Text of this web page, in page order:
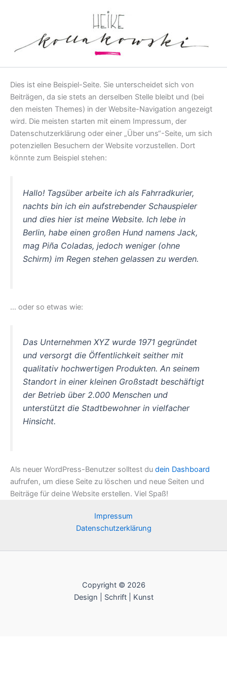
Dies ist eine Beispiel-Seite. Sie unterscheidet sich von
Beiträgen, da sie stets an derselben Stelle bleibt und (bei
den meisten Themes) in der Website-Navigation angezeigt
wird. Die meisten starten mit einem Impressum, der
Datenschutzerklärung oder einer „Über uns“-Seite, um sich
potenziellen Besuchern der Website vorzustellen. Dort
könnte zum Beispiel stehen:
Hallo! Tagsüber arbeite ich als Fahrradkurier,
nachts bin ich ein aufstrebender Schauspieler
und dies hier ist meine Website. Ich lebe in
Berlin, habe einen großen Hund namens Jack,
mag Piña Coladas, jedoch weniger (ohne
Schirm) im Regen stehen gelassen zu werden.
… oder so etwas wie:
Das Unternehmen XYZ wurde 1971 gegründet
und versorgt die Öffentlichkeit seither mit
qualitativ hochwertigen Produkten. An seinem
Standort in einer kleinen Großstadt beschäftigt
der Betrieb über 2.000 Menschen und
unterstützt die Stadtbewohner in vielfacher
Hinsicht.
Als neuer WordPress-Benutzer solltest du dein Dashboard
aufrufen, um diese Seite zu löschen und neue Seiten und
Beiträge für deine Website erstellen. Viel Spaß!
Impressum
Datenschutzerklärung
Copyright © 2026
Design | Schrift | Kunst